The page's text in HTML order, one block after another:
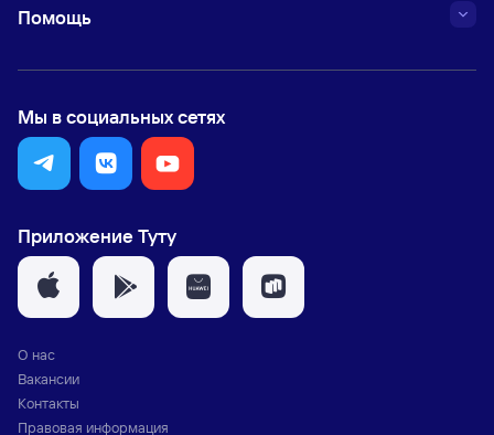
Помощь
Мы в социальных сетях
Приложение Туту
О нас
Вакансии
Контакты
Правовая информация